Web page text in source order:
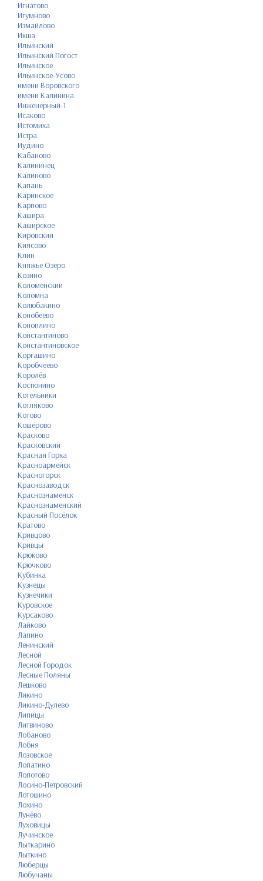
Игнатово
Игумново
Измайлово
Икша
Ильинский
Ильинский Погост
Ильинское
Ильинское-Усово
имени Воровского
имени Калинина
Инженерный-1
Исаково
Истомиха
Истра
Иудино
Кабаново
Калининец
Калиново
Капань
Каринское
Карпово
Кашира
Каширское
Кировский
Киясово
Клин
Княжье Озеро
Козино
Коломенский
Коломна
Колюбакино
Конобеево
Коноплино
Константиново
Константиновское
Коргашино
Коробчеево
Королёв
Костюнино
Котельники
Котляково
Котово
Кошерово
Красково
Красковский
Красная Горка
Красноармейск
Красногорск
Краснозаводск
Краснознаменск
Краснознаменский
Красный Посёлок
Кратово
Кривцово
Кривцы
Крюково
Крючково
Кубинка
Кузнецы
Кузнечики
Куровское
Курсаково
Лайково
Лапино
Ленинский
Лесной
Лесной Городок
Лесные Поляны
Лешково
Ликино
Ликино-Дулево
Липицы
Литвиново
Лобаново
Лобня
Лозовское
Лопатино
Лопотово
Лосино-Петровский
Лотошино
Лохино
Лунёво
Луховицы
Лучинское
Лыткарино
Лыткино
Люберцы
Любучаны